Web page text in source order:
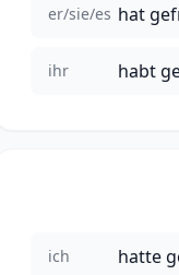
er/sie/es hat
ihr habt
ich hatte